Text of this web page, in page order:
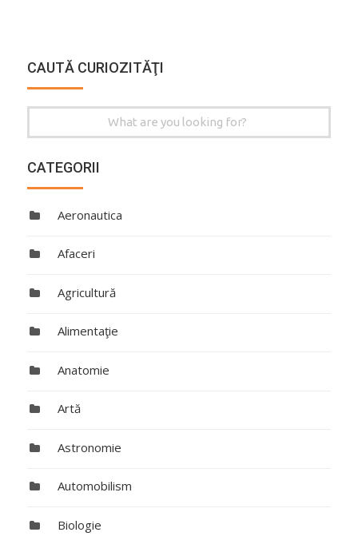
CAUTĂ CURIOZITĂŢI
for:
CATEGORII
Aeronautica
Afaceri
Agricultură
Alimentaţie
Anatomie
Artă
Astronomie
Automobilism
Biologie